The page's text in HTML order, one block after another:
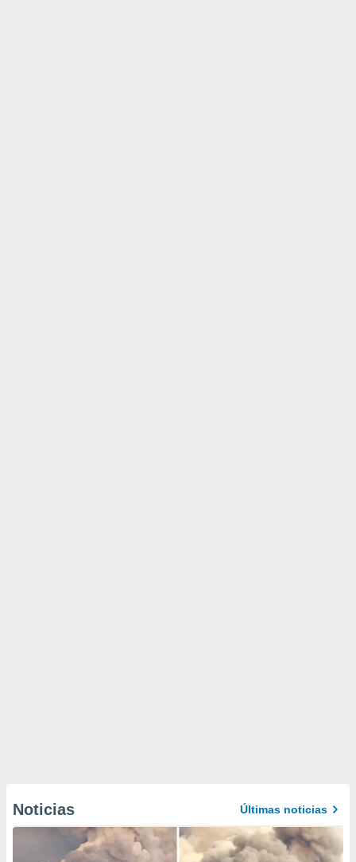
Noticias Últimas noticias